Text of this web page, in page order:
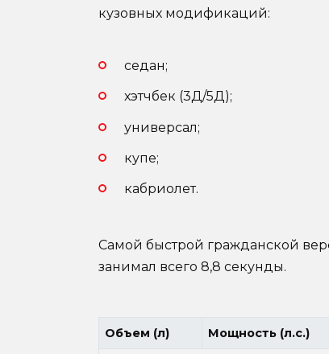
кузовных модификаций:
седан;
хэтчбек (3Д/5Д);
универсал;
купе;
кабриолет.
Самой быстрой гражданской
занимал всего 8,8 секунды.
Объем (л) Мощность (л.с.)